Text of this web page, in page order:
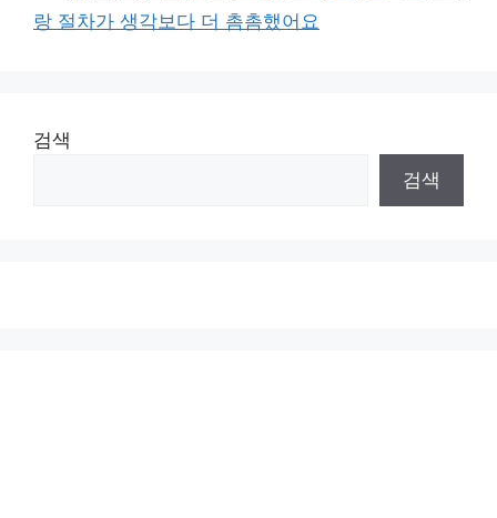
랑 절차가 생각보다 더 촘촘했어요
검색
검색